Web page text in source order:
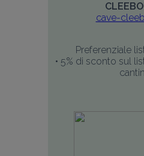
cave-
Preferenziale
• 5% di sconto sul